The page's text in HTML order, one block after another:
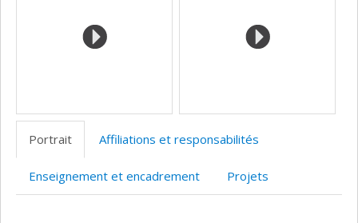
Portrait Affiliations et responsabilités
Enseignement et encadrement Projets